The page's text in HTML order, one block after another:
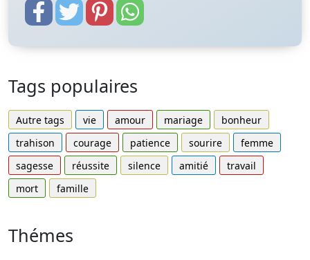
Tags populaires
Autre tags vie amour mariage
bonheur
trahison
courage patience sourire
femme
sagesse
réussite silence amitié
travail
mort
famille
Thémes